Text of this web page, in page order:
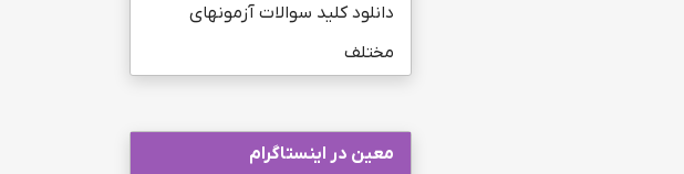
دانلود کلید سوالات آزمونهای
مختلف
معین در اینستاگرام